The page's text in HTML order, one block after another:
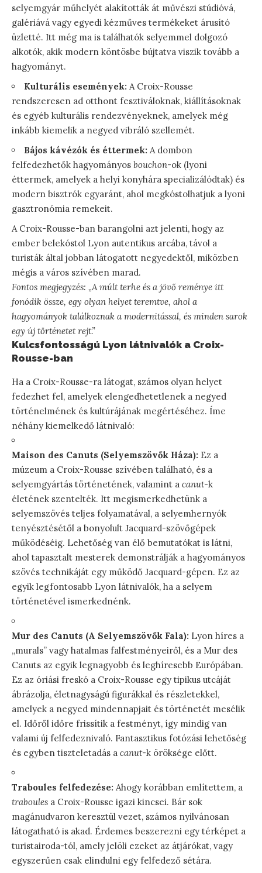
selyemgyár műhelyét alakították át művészi stúdióvá,
galériává vagy egyedi kézműves termékeket árusító
üzletté. Itt még ma is találhatók selyemmel dolgozó
alkotók, akik modern köntösbe bújtatva viszik tovább a
hagyományt.
Kulturális események: A Croix-Rousse
rendszeresen ad otthont fesztiváloknak, kiállításoknak
és egyéb kulturális rendezvényeknek, amelyek még
inkább kiemelik a negyed vibráló szellemét.
Bájos kávézók és éttermek: A dombon
felfedezhetők hagyományos bouchon-ok (lyoni
éttermek, amelyek a helyi konyhára specializálódtak) és
modern bisztrók egyaránt, ahol megkóstolhatjuk a lyoni
gasztronómia remekeit.
A Croix-Rousse-ban barangolni azt jelenti, hogy az
ember belekóstol Lyon autentikus arcába, távol a
turisták által jobban látogatott negyedektől, miközben
mégis a város szívében marad.
Fontos megjegyzés: „A múlt terhe és a jövő reménye itt
fonódik össze, egy olyan helyet teremtve, ahol a
hagyományok találkoznak a modernitással, és minden sarok
egy új történetet rejt.”
Kulcsfontosságú Lyon látnivalók a Croix-
Rousse-ban
Ha a Croix-Rousse-ra látogat, számos olyan helyet
fedezhet fel, amelyek elengedhetetlenek a negyed
történelmének és kultúrájának megértéséhez. Íme
néhány kiemelkedő látnivaló:
Maison des Canuts (Selyemszövők Háza): Ez a
múzeum a Croix-Rousse szívében található, és a
selyemgyártás történetének, valamint a canut-k
életének szentelték. Itt megismerkedhetünk a
selyemszövés teljes folyamatával, a selyemhernyók
tenyésztésétől a bonyolult Jacquard-szövőgépek
működéséig. Lehetőség van élő bemutatókat is látni,
ahol tapasztalt mesterek demonstrálják a hagyományos
szövés technikáját egy működő Jacquard-gépen. Ez az
egyik legfontosabb Lyon látnivalók, ha a selyem
történetével ismerkednénk.
Mur des Canuts (A Selyemszövők Fala): Lyon híres a
„murals” vagy hatalmas falfestményeiről, és a Mur des
Canuts az egyik legnagyobb és leghíresebb Európában.
Ez az óriási freskó a Croix-Rousse egy tipikus utcáját
ábrázolja, életnagyságú figurákkal és részletekkel,
amelyek a negyed mindennapjait és történetét mesélik
el. Időről időre frissítik a festményt, így mindig van
valami új felfedeznivaló. Fantasztikus fotózási lehetőség
és egyben tiszteletadás a canut-k öröksége előtt.
Traboules felfedezése: Ahogy korábban említettem, a
traboules a Croix-Rousse igazi kincsei. Bár sok
magánudvaron keresztül vezet, számos nyilvánosan
látogatható is akad. Érdemes beszerezni egy térképet a
turistairoda-tól, amely jelöli ezeket az átjárókat, vagy
egyszerűen csak elindulni egy felfedező sétára.